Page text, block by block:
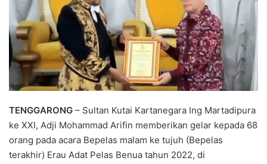
TENGGARONG – Sultan Kutai Kartanegara Ing Martadipura
ke XXI, Adji Mohammad Arifin memberikan gelar kepada 68
orang pada acara Bepelas malam ke tujuh (Bepelas
terakhir) Erau Adat Pelas Benua tahun 2022, di